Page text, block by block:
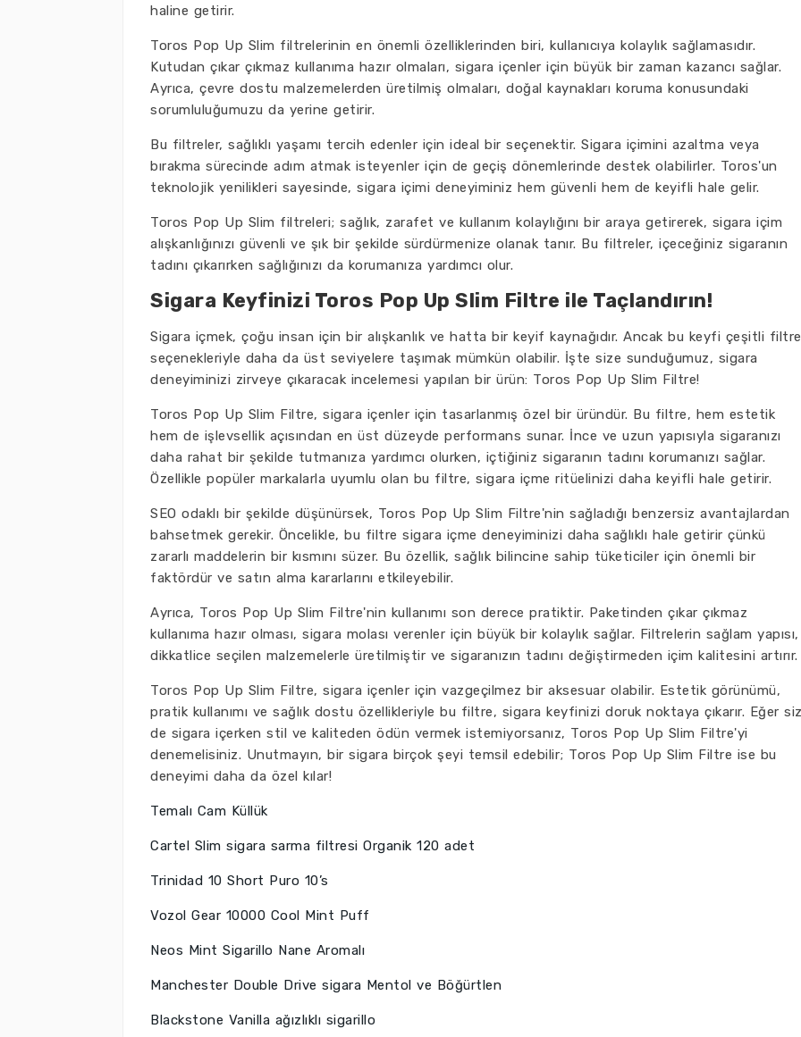
haline getirir.
Toros Pop Up Slim filtrelerinin en önemli özelliklerinden biri, kullanıcıya kolaylık sağlamasıdır.
Kutudan çıkar çıkmaz kullanıma hazır olmaları, sigara içenler için büyük bir zaman kazancı sağlar.
Ayrıca, çevre dostu malzemelerden üretilmiş olmaları, doğal kaynakları koruma konusundaki
sorumluluğumuzu da yerine getirir.
Bu filtreler, sağlıklı yaşamı tercih edenler için ideal bir seçenektir. Sigara içimini azaltma veya
bırakma sürecinde adım atmak isteyenler için de geçiş dönemlerinde destek olabilirler. Toros'un
teknolojik yenilikleri sayesinde, sigara içimi deneyiminiz hem güvenli hem de keyifli hale gelir.
Toros Pop Up Slim filtreleri; sağlık, zarafet ve kullanım kolaylığını bir araya getirerek, sigara içim
alışkanlığınızı güvenli ve şık bir şekilde sürdürmenize olanak tanır. Bu filtreler, içeceğiniz sigaranın
tadını çıkarırken sağlığınızı da korumanıza yardımcı olur.
Sigara Keyfinizi Toros Pop Up Slim Filtre ile Taçlandırın!
Sigara içmek, çoğu insan için bir alışkanlık ve hatta bir keyif kaynağıdır. Ancak bu keyfi çeşitli filtre
seçenekleriyle daha da üst seviyelere taşımak mümkün olabilir. İşte size sunduğumuz, sigara
deneyiminizi zirveye çıkaracak incelemesi yapılan bir ürün: Toros Pop Up Slim Filtre!
Toros Pop Up Slim Filtre, sigara içenler için tasarlanmış özel bir üründür. Bu filtre, hem estetik
hem de işlevsellik açısından en üst düzeyde performans sunar. İnce ve uzun yapısıyla sigaranızı
daha rahat bir şekilde tutmanıza yardımcı olurken, içtiğiniz sigaranın tadını korumanızı sağlar.
Özellikle popüler markalarla uyumlu olan bu filtre, sigara içme ritüelinizi daha keyifli hale getirir.
SEO odaklı bir şekilde düşünürsek, Toros Pop Up Slim Filtre'nin sağladığı benzersiz avantajlardan
bahsetmek gerekir. Öncelikle, bu filtre sigara içme deneyiminizi daha sağlıklı hale getirir çünkü
zararlı maddelerin bir kısmını süzer. Bu özellik, sağlık bilincine sahip tüketiciler için önemli bir
faktördür ve satın alma kararlarını etkileyebilir.
Ayrıca, Toros Pop Up Slim Filtre'nin kullanımı son derece pratiktir. Paketinden çıkar çıkmaz
kullanıma hazır olması, sigara molası verenler için büyük bir kolaylık sağlar. Filtrelerin sağlam yapısı,
dikkatlice seçilen malzemelerle üretilmiştir ve sigaranızın tadını değiştirmeden içim kalitesini artırır.
Toros Pop Up Slim Filtre, sigara içenler için vazgeçilmez bir aksesuar olabilir. Estetik görünümü,
pratik kullanımı ve sağlık dostu özellikleriyle bu filtre, sigara keyfinizi doruk noktaya çıkarır. Eğer
de sigara içerken stil ve kaliteden ödün vermek istemiyorsanız, Toros Pop Up Slim Filtre'yi
denemelisiniz. Unutmayın, bir sigara birçok şeyi temsil edebilir; Toros Pop Up Slim Filtre ise bu
deneyimi daha da özel kılar!
Temalı Cam Küllük
Cartel Slim sigara sarma filtresi Organik 120 adet
Trinidad 10 Short Puro 10’s
Vozol Gear 10000 Cool Mint Puff
Neos Mint Sigarillo Nane Aromalı
Manchester Double Drive sigara Mentol ve Böğürtlen
Blackstone Vanilla ağızlıklı sigarillo